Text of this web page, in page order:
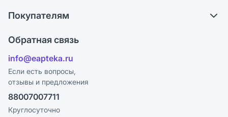
Ответы на вопросы
Блог
Карьера
Поставщики
Лицензия
Реклама на сайте
Ваши товары на ЕАПТЕКЕ
Покупателям
Программа СберСпасибо
Политика конфиденциальности
Пользовательское соглашение
Обратная связь
info@eapteka.ru
Если есть вопросы,
отзывы и предложения
88007007711
Круглосуточно